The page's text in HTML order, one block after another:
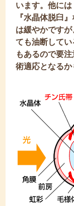
います。他には
『水晶体脱臼
は緩やかです
ても油断して
もあるので要
術適応となるか